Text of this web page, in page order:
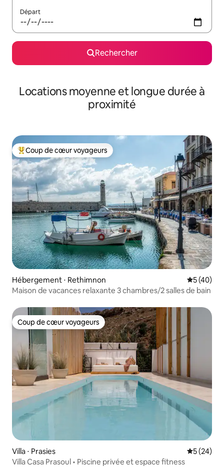
Départ
Rechercher
Locations moyenne et longue durée à
proximité
Coups de cœur voyageurs les plus appréciés
Coup de cœur voyageurs
Hébergement ⋅ Rethimnon
5 (40)
Maison de vacances relaxante 3 chambres/2 salles de bain
Coup de cœur voyageurs
Coup de cœur voyageurs
Villa ⋅ Prasies
5 (24)
Villa Casa Prasoul • Piscine privée et espace fitness